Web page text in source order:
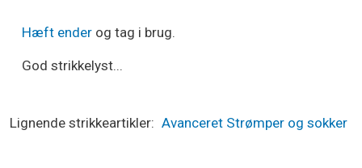
Hæft ender og tag i brug.
God strikkelyst...
Lignende strikkeartikler Avanceret Strømper og sokker